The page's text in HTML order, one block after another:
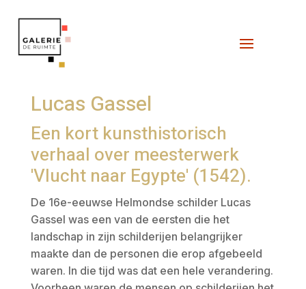
Lucas Gassel
Een kort kunsthistorisch
verhaal over meesterwerk
'Vlucht naar Egypte' (1542).
De 16e-eeuwse Helmondse schilder Lucas
Gassel was een van de eersten die het
landschap in zijn schilderijen belangrijker
maakte dan de personen die erop afgebeeld
waren. In die tijd was dat een hele verandering.